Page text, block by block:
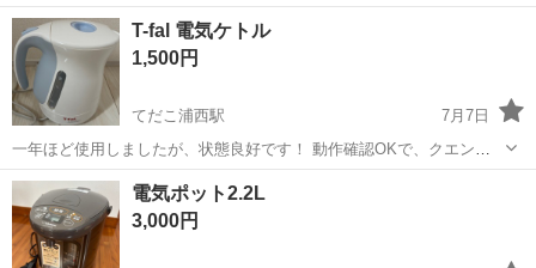
業★☆ 残業少なめ・土日祝お休み・重量物も少なめ 製造作業やフォー
クリフトでの作業！ サポート体制も充実で安心です◎ ▼仕事内容
（雇入れ直後） 発泡スチ...
沖縄 うるま市 工場
T-fal 電気ケトル
1,500円
てだこ浦西駅
7月7日
一年ほど使用しましたが、状態良好です！ 動作確認OKで、クエン酸
での洗浄済みです。 受け渡しは 平日13時〜14時の間・17時頃→ファ
ミリーマート具志川江洲店 休日・夜→セブンイレブン勝連平安名店 ま
でできるだけ早くとりに...
沖縄 うるま市 てだこ浦西駅
電気ポット2.2L
3,000円